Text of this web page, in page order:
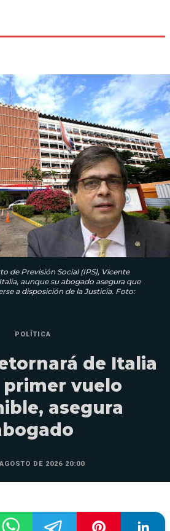
de Previsión Social (IPS), Vicente
aunque su abogado asegura que
a disposición de la Justicia. Foto:
POLÍTICA
de Italia
primer vuelo
asegura
DE 2026 20:00